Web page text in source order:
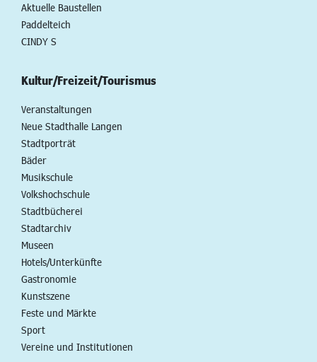
Aktuelle Baustellen
Paddelteich
CINDY S
Kultur/Freizeit/Tourismus
Veranstaltungen
Neue Stadthalle Langen
Stadtporträt
Bäder
Musikschule
Volkshochschule
Stadtbücherei
Stadtarchiv
Museen
Hotels/Unterkünfte
Gastronomie
Kunstszene
Feste und Märkte
Sport
Vereine und Institutionen